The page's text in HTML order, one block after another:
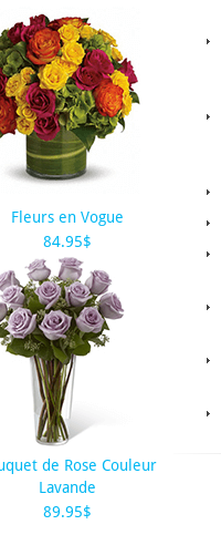
Fleurs en Vogue
84.95$
de Rose Couleur
Lavande
89.95$